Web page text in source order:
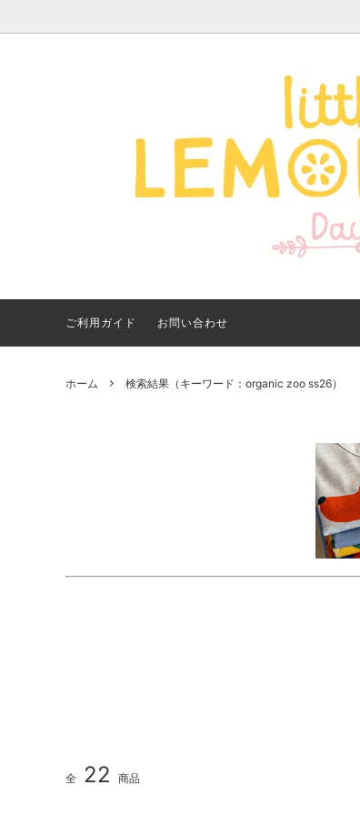
Apparel -アパレル-
サイズで探す
【夏アイテム特集】 2026
年最新！子ども用水着・浮
き輪 アイテム
ご利用ガイド お問い合わせ
ホーム 検索結果（キーワード：organic zoo ss26）
全 22 商品